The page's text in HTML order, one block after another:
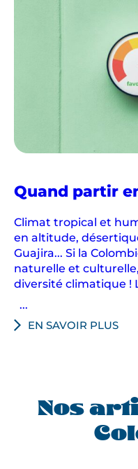
Quand partir
Climat tropical et
en altitude,
Guajira... Si la
naturelle et
diversité climatique !
...
EN SAVOIR PLUS
Nos